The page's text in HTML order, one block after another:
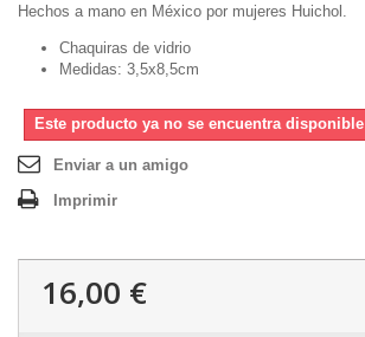
Hechos a mano en México por mujeres Huichol.
Chaquiras de vidrio
Medidas: 3,5x8,5cm
Este producto ya no se encuentra disponible
Enviar a un amigo
Imprimir
16,00 €